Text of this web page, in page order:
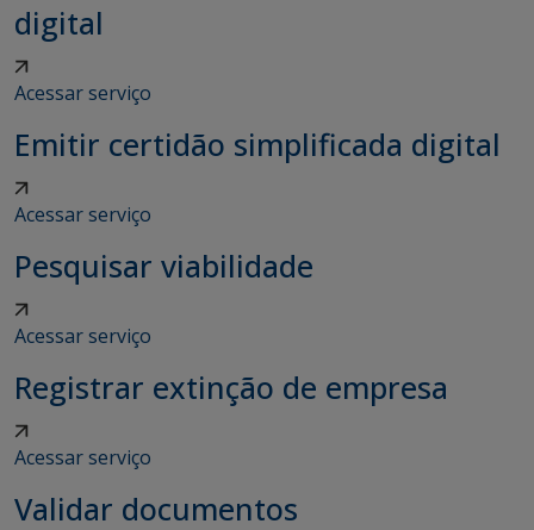
digital
Acessar serviço
Emitir certidão simplificada digital
Acessar serviço
Pesquisar viabilidade
Acessar serviço
Registrar extinção de empresa
Acessar serviço
Validar documentos